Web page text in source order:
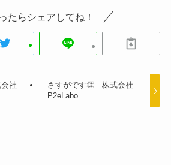
たらシェアしてね！
社
さすがです👏 株式会社
P2eLabo